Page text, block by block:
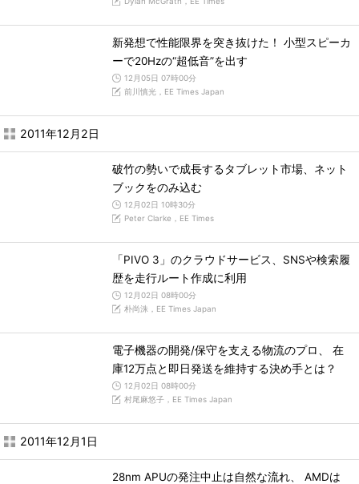
新発想で性能限界を突き抜けた！ 小型スピーカ
ーで20Hzの“超低音”を出す
12月05日 07時00分
前川慎光，EE Times Japan
2011年12月2日
破竹の勢いで成長するタブレット市場、ネット
ブックをのみ込む
12月02日 10時30分
Peter Clarke，EE Times
「PIVO 3」のクラウドサービス、SNSや検索履
歴を走行ルート作成に利用
12月02日 08時00分
朴尚洙，EE Times Japan
電子機器の開発/保守を支える物流のプロ、 在
庫12万点と即日発送を維持する決め手とは？
12月02日 08時00分
村尾麻悠子，EE Times Japan
2011年12月1日
28nm APUの発注中止は自然な流れ、 AMDは